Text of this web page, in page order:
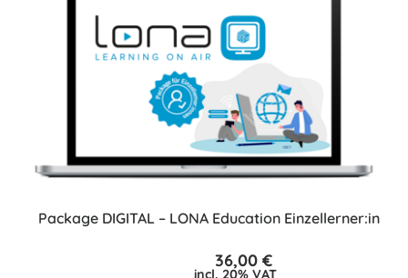
Package DIGITAL – LONA Education Einzellerner:in
36,00 €
incl. 20% VAT